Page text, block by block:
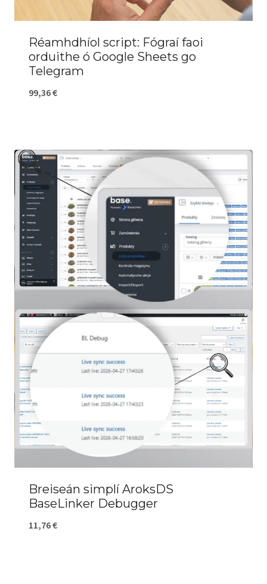
Réamhdhíol script: Fógraí faoi
orduithe ó Google Sheets go
Telegram
99,36€
Breiseán simplí AroksDS
BaseLinker Debugger
11,76€